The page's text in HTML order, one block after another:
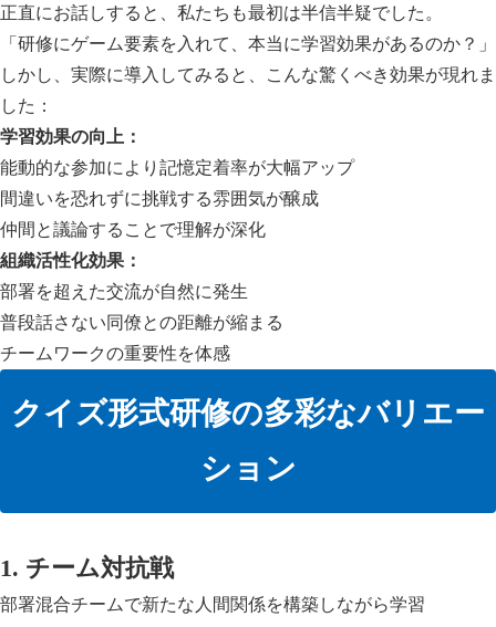
正直にお話しすると、私たちも最初は半信半疑でした。
「研修にゲーム要素を入れて、本当に学習効果があるのか？」
しかし、実際に導入してみると、こんな驚くべき効果が現れま
した：
学習効果の向上：
能動的な参加により記憶定着率が大幅アップ
間違いを恐れずに挑戦する雰囲気が醸成
仲間と議論することで理解が深化
組織活性化効果：
部署を超えた交流が自然に発生
普段話さない同僚との距離が縮まる
チームワークの重要性を体感
クイズ形式研修の多彩なバリエー
ション
1. チーム対抗戦
部署混合チームで新たな人間関係を構築しながら学習